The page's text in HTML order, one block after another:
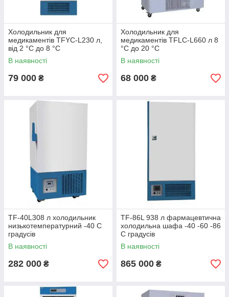
Холодильник для
медикаментів TFYC-L230 л,
від 2 °C до 8 °C
В наявності
79 000 ₴
Холодильник для
медикаментів TFLC-L660 л 8
°C до 20 °C
В наявності
68 000 ₴
TF-40L308 л холодильник
низькотемпературний -40 С
градусів
В наявності
282 000 ₴
TF-86L 938 л фармацевтична
холодильна шафа -40 -60 -86
C градусів
В наявності
865 000 ₴